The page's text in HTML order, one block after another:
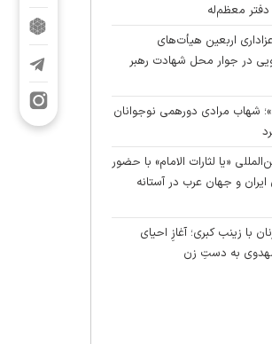
معظم‌له
اربعین هیأت‌های
در جوار محل شهادت رهبر
شهاب مرادی دورهمی نوجوانان
«یا لثارات الامام» با حضور
و جهان عرب در آستانه
با زینب کبری؛ آغازِ احیای
به دستِ زن